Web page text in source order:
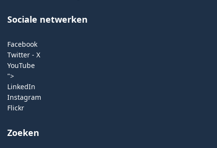
Sociale netwerken
Facebook
Twitter - X
YouTube
">
LinkedIn
Instagram
Flickr
Zoeken